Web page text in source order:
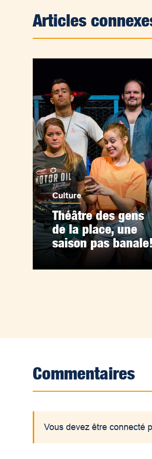
Articles
Culture
Théâtre des gens
de la place, une
saison pas
Commentaires
Vous devez être connecté